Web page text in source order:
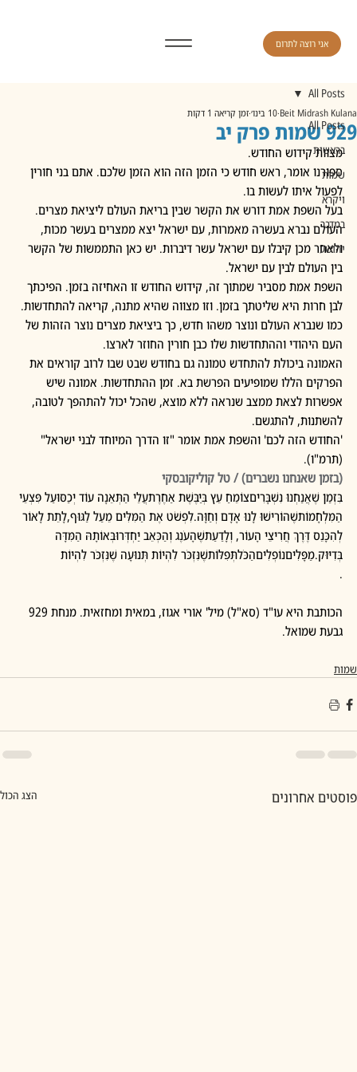
אני רוצה לתרום
All Posts
בראשית
שמות
ויקרא
במדבר
יהושע
All Posts
929 שמות פרק יב
Beit Midrash Kulana 10 בינו׳ זמן קריאה 1 דקות
מצוות קידוש החודש.
ספורנו אומר, ראש חודש כי הזמן הזה הוא הזמן שלכם. אתם בני חורין
לפעול איתו לעשות בו.
בעל השפת אמת דורש את הקשר שבין בריאת העולם ליציאת מצרים.
העולם נברא בעשרה מאמרות, עם ישראל יצא ממצרים בעשר מכות,
ולאחר מכן קיבלו עם ישראל עשר דיברות. יש כאן התממשות של הקשר
בין העולם לבין עם ישראל.
השפת אמת מסביר שמתוך זה, קידוש החודש זו האחיזה בזמן. הפיכתך
לבן חרות היא שליטתך בזמן. וזו מצווה שהיא מתנה, קריאה להתחדשות.
כמו שנברא העולם ונוצר משהו חדש, כך ביציאת מצרים נוצר הזהות של
העם היהודי וההתחדשות שלו כבן חורין החוזר לארצו.
האמונה ביכולת להתחדש טמונה גם בחודש שבט שבו לרוב קוראים את
הפרקים הללו שמופיעים הפרשת בא. זמן ההתחדשות. אמונה שיש
אפשרות לצאת ממצב שנראה ללא מוצא, שהכל יכול להתהפך לטובה,
להשתנות, להתגשם.
'החודש הזה לכם' והשפת אמת אומר "זו הדרך המיוחד לבני ישראל"
(תרמ"ו).
(בזמן שאנחנו נשברים) / טל קוליקובסקי
בִּזְמַן שֶׁאֲנַחְנוּ נִשְׁבָּרִיםצוֹמֵחַ עֵץ בְּיַבֶּשֶׁת אַחֶרֶתעֲלֵי הַתְּאֵנָה עוֹד יְכַסּוּעַל פִּצְעֵי
הַמִּלְחָמוֹתשֶׁהוֹרִישׁוּ לָנוּ אָדָם וְחַוָּה.לִפְשֹׁט אֶת הַמִּלִּים מֵעַל לַגּוּף,לָתֵת לָאוֹר
לְהִכָּנֵס דֶּרֶךְ חֲרִיצֵי הָעוֹר, וְלָדַעַתשֶׁהָעֹנֶג וְהַכְּאֵב יַחְדְּרוּבְּאוֹתָהּ הַמִּדָּה
בְּדִיּוּק.מַפָּלִיםנוֹפְלִיםהַכֹּלתְּפִלּוֹתשֶׁנִּזְכֹּר לִהְיוֹת תְּנוּעָה שֶׁנִּזְכֹּר לִהְיוֹת
.
גבעת שמואל.
שמות
פוסטים אחרונים הצג הכול